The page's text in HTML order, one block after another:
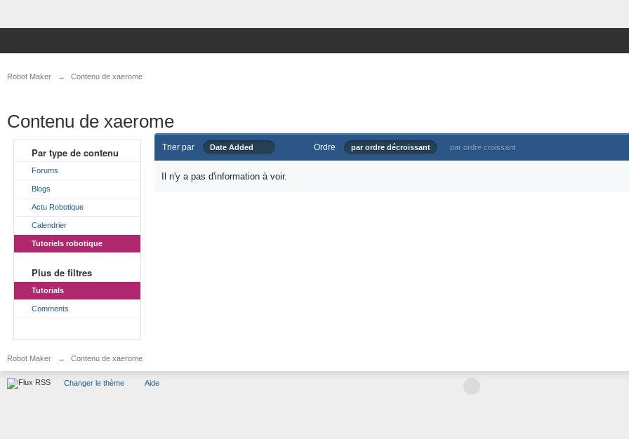
Robot Maker → Contenu de xaerome
Contenu de xaerome
Par type de contenu
Forums
Blogs
Actu Robotique
Calendrier
Tutoriels robotique
Plus de filtres
Tutorials
Comments
Trier par Date Added Ordre par ordre décroissant par ordre croissant
Il n'y a pas d'information à voir.
Robot Maker → Contenu de xaerome
Changer le thème Aide